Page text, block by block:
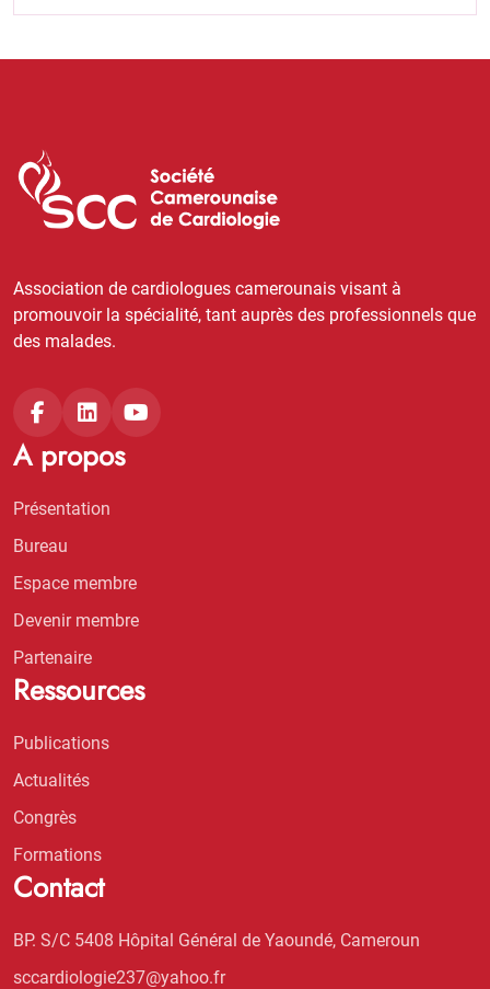
Association de cardiologues camerounais visant à
promouvoir la spécialité, tant auprès des professionnels que
des malades.
A propos
Présentation
Bureau
Espace membre
Devenir membre
Partenaire
Ressources
Publications
Actualités
Congrès
Formations
Contact
BP. S/C 5408 Hôpital Général de Yaoundé, Cameroun
sccardiologie237@yahoo.fr